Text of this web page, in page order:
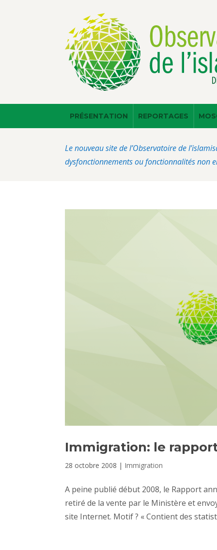
PRÉSENTATION REPORTAGES
Le nouveau site de l’Observatoire de
dysfonctionnements ou fonctionnalités non
Immigration: le
28 octobre 2008 | Immigration
A peine publié début 2008, le Rapport
retiré de la vente par le Ministère et
site Internet. Motif ? « Contient des